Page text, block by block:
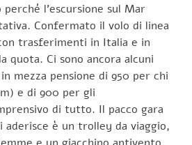
l’escursione sul Mar
Confermato il volo di linea
trasferimenti in Italia e in
quota. Ci sono ancora alcuni
mezza pensione di 950 per chi
e di 900 per gli
di tutto. Il pacco gara
aderisce è un trolley da viaggio,